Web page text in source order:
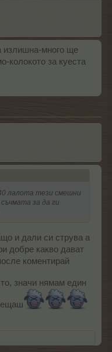
излишна-много ще
колокото за куеста
лалота тези смешни
за да ги
и дали си струва а
добре какво дават
коментирай
значи нямам един